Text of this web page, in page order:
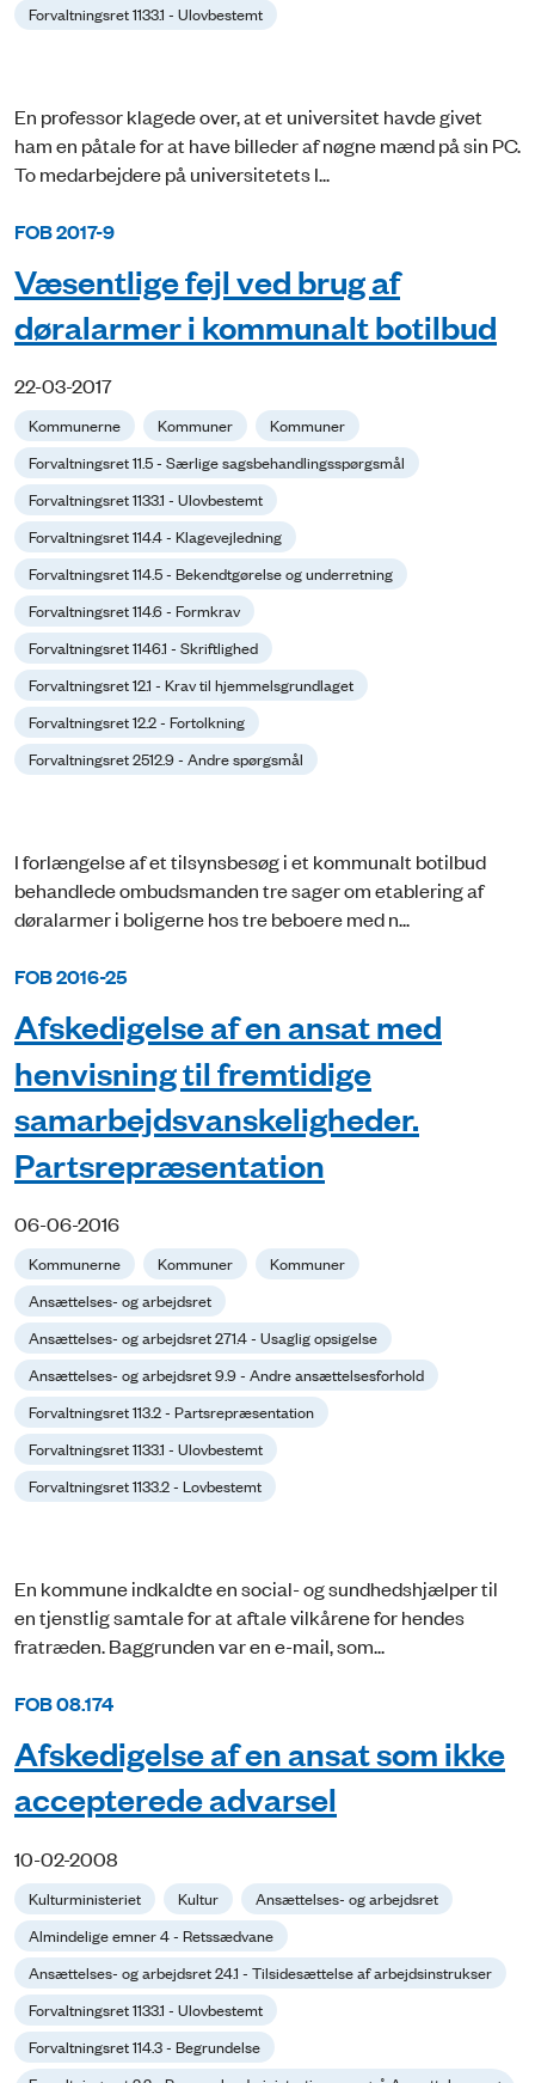
Forvaltningsret 1133.1 - Ulovbestemt
En professor klagede over, at et universitet havde givet
ham en påtale for at have billeder af nøgne mænd på sin PC.
To medarbejdere på universitetets I...
FOB 2017-9
Væsentlige fejl ved brug af
døralarmer i kommunalt botilbud
22-03-2017
Kommunerne Kommuner
Kommuner
Forvaltningsret 11.5 - Særlige sagsbehandlingsspørgsmål
Forvaltningsret 1133.1 - Ulovbestemt
Forvaltningsret 114.4 - Klagevejledning
Forvaltningsret 114.5 - Bekendtgørelse og underretning
Forvaltningsret 114.6 - Formkrav
Forvaltningsret 1146.1 - Skriftlighed
Forvaltningsret 12.1 - Krav til hjemmelsgrundlaget
Forvaltningsret 12.2 - Fortolkning
Forvaltningsret 2512.9 - Andre spørgsmål
I forlængelse af et tilsynsbesøg i et kommunalt botilbud
behandlede ombudsmanden tre sager om etablering af
døralarmer i boligerne hos tre beboere med n...
FOB 2016-25
Afskedigelse af en ansat med
henvisning til fremtidige
samarbejdsvanskeligheder.
Partsrepræsentation
06-06-2016
Kommunerne Kommuner
Kommuner
Ansættelses- og arbejdsret
Ansættelses- og arbejdsret 271.4 - Usaglig opsigelse
Ansættelses- og arbejdsret 9.9 - Andre ansættelsesforhold
Forvaltningsret 113.2 - Partsrepræsentation
Forvaltningsret 1133.1 - Ulovbestemt
Forvaltningsret 1133.2 - Lovbestemt
En kommune indkaldte en social- og sundhedshjælper til
en tjenstlig samtale for at aftale vilkårene for hendes
fratræden. Baggrunden var en e-mail, som...
FOB 08.174
Afskedigelse af en ansat som ikke
accepterede advarsel
10-02-2008
Kulturministeriet Kultur
Ansættelses- og arbejdsret
Almindelige emner 4 - Retssædvane
Ansættelses- og arbejdsret 24.1 - Tilsidesættelse af arbejdsinstrukser
Forvaltningsret 1133.1 - Ulovbestemt
Forvaltningsret 114.3 - Begrundelse